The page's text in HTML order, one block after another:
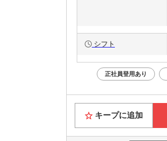
シフト
正社員登用あり
キープに追加